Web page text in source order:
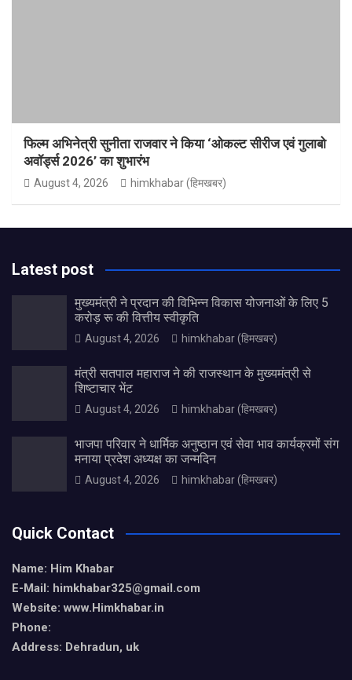
फिल्म अभिनेत्री सुनीता राजवार ने किया ‘ओकल्ट सीरीज एवं गुलाबो
अवॉर्ड्स 2026’ का शुभारंभ
August 4, 2026 himkhabar (हिमखबर)
Latest post
मुख्यमंत्री ने प्रदान की विभिन्न विकास योजनाओं के लिए 5
करोड़ रू की वित्तीय स्वीकृति
August 4, 2026 himkhabar (हिमखबर)
मंत्री सतपाल महाराज ने की राजस्थान के मुख्यमंत्री से
शिष्टाचार भेंट
August 4, 2026 himkhabar (हिमखबर)
भाजपा परिवार ने धार्मिक अनुष्ठान एवं सेवा भाव कार्यक्रमों संग
मनाया प्रदेश अध्यक्ष का जन्मदिन
August 4, 2026 himkhabar (हिमखबर)
Quick Contact
Name: Him Khabar
E-Mail: himkhabar325@gmail.com
Website: www.Himkhabar.in
Phone:
Address: Dehradun, uk